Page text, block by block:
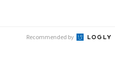
Recommended by